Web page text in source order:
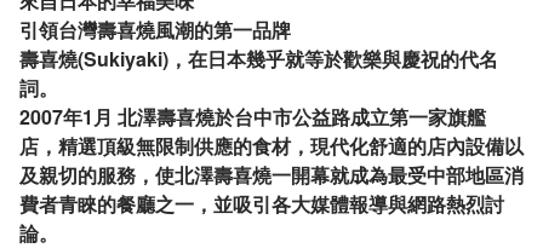
引領台灣壽喜燒風潮的第一品牌
壽喜燒(Sukiyaki)，在日本幾乎就等於歡樂與慶祝的代名
詞。
2007年1月 北澤壽喜燒於台中市公益路成立第一家旗艦
店，精選頂級無限制供應的食材，現代化舒適的店內設備以
及親切的服務，使北澤壽喜燒一開幕就成為最受中部地區消
費者青睞的餐廳之一，並吸引各大媒體報導與網路熱烈討
論。